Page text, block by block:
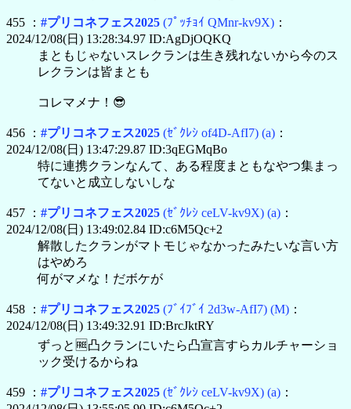
455 ： #プリコネフェス2025 (ﾌﾟｯﾁｮｲ QMnr-kv9X) ：
2024/12/08(日) 13:28:34.97 ID:AgDjOQKQ
まともじゃないスレクランは生き残れないから今のス
レクランは皆まとも
コレマメナ！😎
456 ： #プリコネフェス2025 (ｾﾞｸﾚｼ of4D-AfI7) (a) ：
2024/12/08(日) 13:47:29.87 ID:3qEGMqBo
特に連携クランなんて、ある程度まともなやつ集まっ
てないと成立しないしな
457 ： #プリコネフェス2025 (ｾﾞｸﾚｼ ceLV-kv9X) (a) ：
2024/12/08(日) 13:49:02.84 ID:c6M5Qc+2
解散したクランがマトモじゃなかったみたいな言い方
はやめろ
何がマメな！だボケが
458 ： #プリコネフェス2025 (ﾌﾞｲﾌﾞｲ 2d3w-AfI7) (M) ：
2024/12/08(日) 13:49:32.91 ID:BrcJktRY
ずっと🆓凸クランにいたら凸宣言すらカルチャーショ
ック受けるからね
459 ： #プリコネフェス2025 (ｾﾞｸﾚｼ ceLV-kv9X) (a) ：